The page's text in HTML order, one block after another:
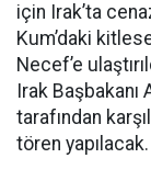
için Irak’ta
Kum’daki
Necef’e
Irak
tarafından
tören yapılacak.